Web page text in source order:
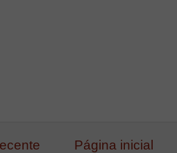
Página inicial